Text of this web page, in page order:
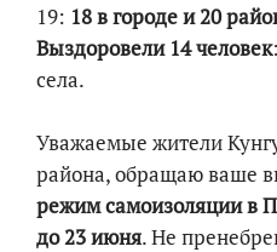
19:​ 18 в городе и 20
Выздоровели 14 человек
села.
Уважаемые жители
района, обращаю ваше
режим самоизоляции в
до 23 июня. Не